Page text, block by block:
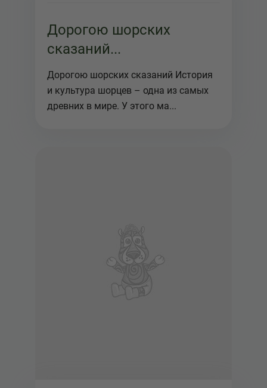
Дорогою шорских
сказаний...
Дорогою шорских сказаний История
и культура шорцев – одна из самых
древних в мире. У этого ма...